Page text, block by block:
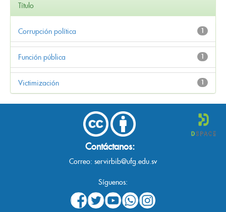
Título
1
Corrupción política
1
Función pública
1
Victimización
Contáctanos:
Correo: servirbib@ufg.edu.sv
Síguenos: